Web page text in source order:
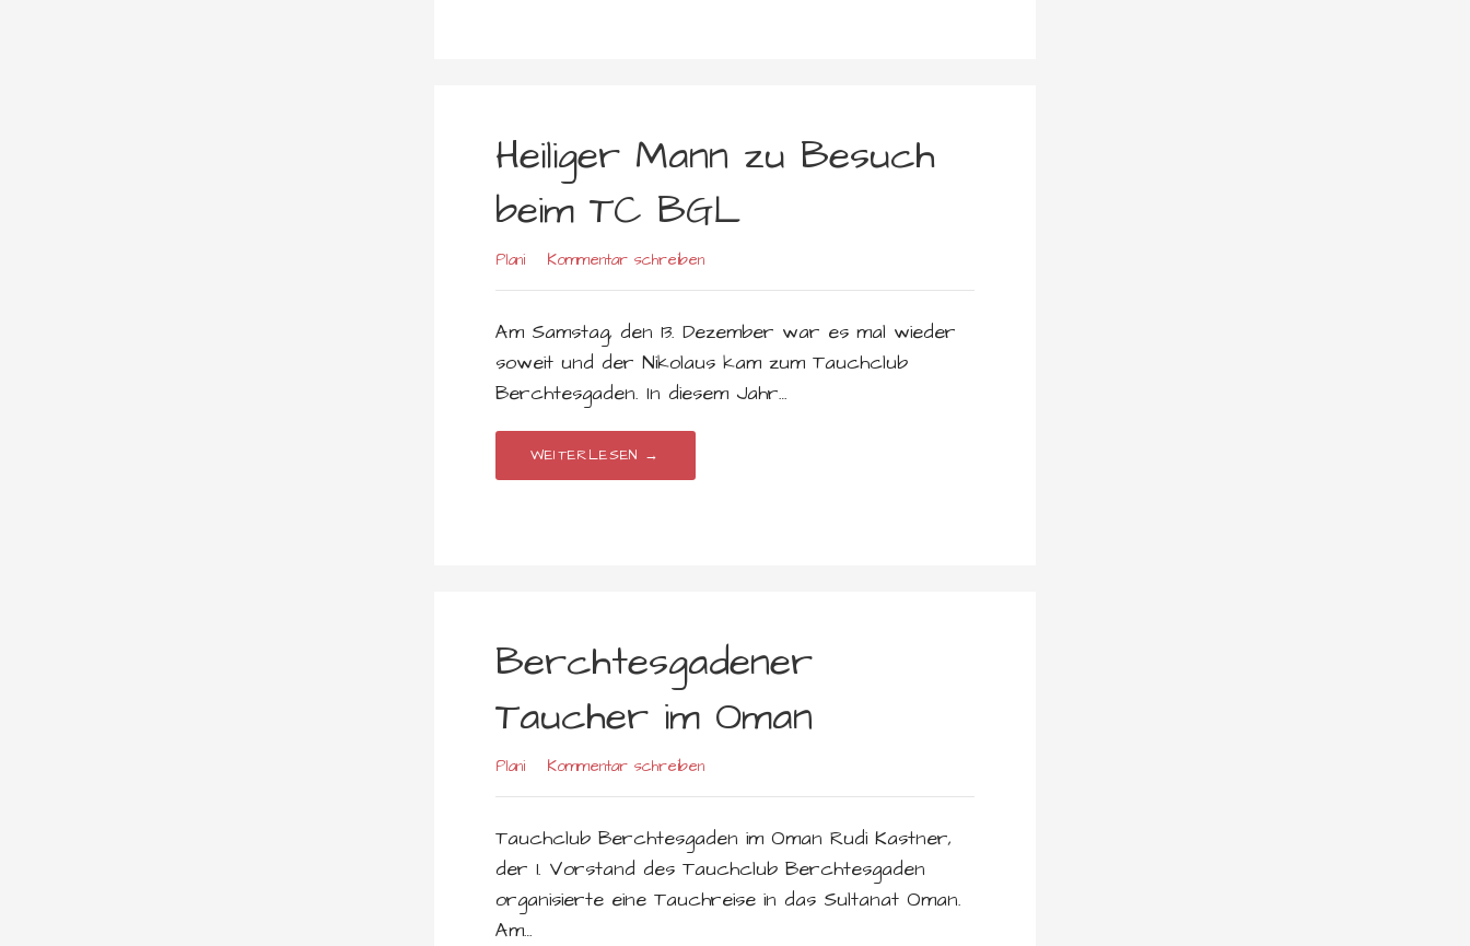
Heiliger Mann zu Besuch
beim TC BGL
Plani Kommentar schreiben
Am Samstag, den 13. Dezember war es mal wieder
soweit und der Nikolaus kam zum Tauchclub
Berchtesgaden. In diesem Jahr…
WEITERLESEN →
Berchtesgadener
Taucher im Oman
Plani Kommentar schreiben
Tauchclub Berchtesgaden im Oman Rudi Kastner,
der 1. Vorstand des Tauchclub Berchtesgaden
organisierte eine Tauchreise in das Sultanat Oman.
Am…